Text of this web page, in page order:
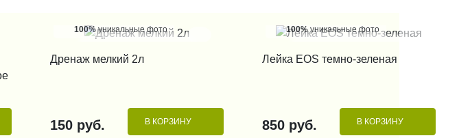
100%уникальные фото
Дренаж мелкий 2л
150 руб. В КОРЗИНУ
100%уникальные фото
Лейка EOS темно-зеленая
850 руб. В КОРЗИНУ